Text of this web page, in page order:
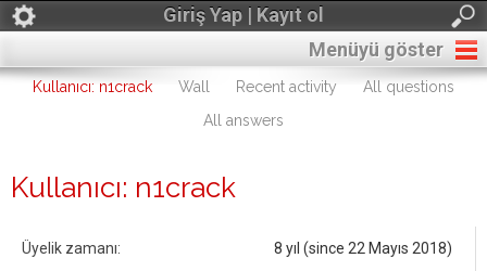
Giriş Yap | Kayıt ol
Menüyü göster
Kullanıcı: n1crack Wall Recent activity
All questions
All answers
Kullanıcı: n1crack
Üyelik zamanı: 8 yıl (since 22 Mayıs 2018)